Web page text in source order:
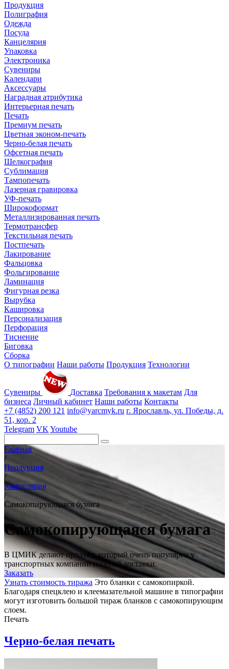
Продукция
Полиграфия
Одежда
Посуда
Канцелярия
Упаковка
Электроника
Сувениры
Календари
Аксессуары
Наградная атрибутика
Интерьерная печать
Печать
Премиум печать
Цветная эконом-печать
Черно-белая печать
Офсетная печать
Шелкография
Сублимация
Тампопечать
Лазерная гравировка
УФ-печать
Широкоформат
Металлизированная печать
Термотрансфер
Текстильная печать
Постпечать
Лакирование
Фальцовка
Фольгирование
Ламинация
Фигурная резка
Вырубка
Кашировка
Персонализация
Перфорация
Тиснение
Биговка
Сборка
О типографии Наши работы Продукция Технологии
Сувениры Доставка Требования к макетам Для
бизнеса Личный кабинет Наши работы Контакты
+7 (4852) 200 121 info@yarcmyk.ru г. Ярославль, ул. Победы, д.
51, кор. 2
Telegram VK Youtube
Главная
/
Продукция
/
Канцелярия
/
Самокопирующаяся бумага
Самокопирующаяся бумага
В ЦМИК делают продукт, который очень популярен у
транспортных компаний и служб доставки.
Заказать
Узнать стоимость тиража Это бланки с самокопиркой.
Благодаря спецклею и клеемазательной машине в типографии
могут изготовить большой тираж бланков с самокопирующим
слоем.
Печать
Черно-белая печать